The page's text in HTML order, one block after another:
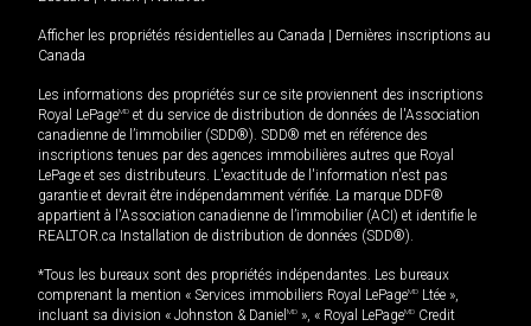
Afficher les propriétés résidentielles au Canada
Dernières inscriptions au
Canada
Les informations des propriétés sur ce site proviennent des inscriptions
Royal LePageMD et du service de distribution de données de l'Association
canadienne de l’immobilier (SDD®). SDD® met en référence des
inscriptions tenues par des agences immobilières autres que Royal
LePage et ses distributeurs. L'exactitude de l'information n'est pas
garantie et devrait être indépendamment vérifiée. La marque DDF®
appartient à l'Association canadienne de l’immobilier (ACI) et identifie le
REALTOR.ca Installation de distribution de données (SDD®).
*Tous les bureaux sont des propriétés indépendantes. Les bureaux
comprenant la mention « Services immobiliers Royal LePageMD Ltée »,
incluant sa division « Johnston & Daniel MD », « Royal LePageMD Credit